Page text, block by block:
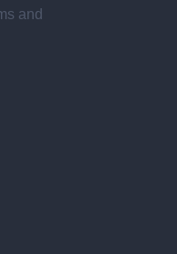
and